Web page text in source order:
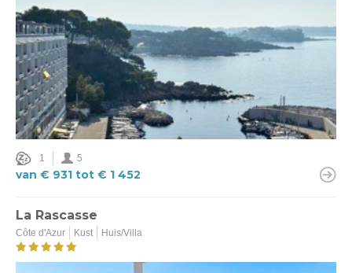
Type logement
Appartement/deel van huis (1)
Huis/Villa (5)
Verwarmd zwembad
Ja (11)
Ja (6)
Nee (1)
1 5
van € 931 tot € 1 452
La Rascasse
Côte d'Azur Kust Huis/Villa